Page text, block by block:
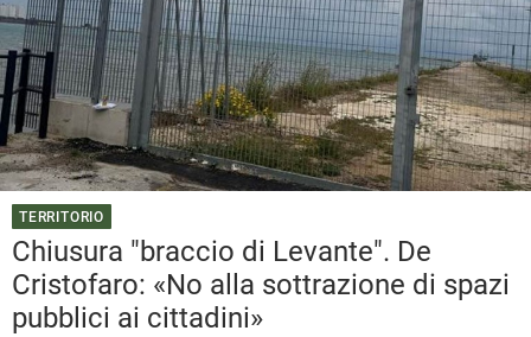
TERRITORIO
Chiusura "braccio di Levante". De
Cristofaro: «No alla sottrazione di spazi
pubblici ai cittadini»